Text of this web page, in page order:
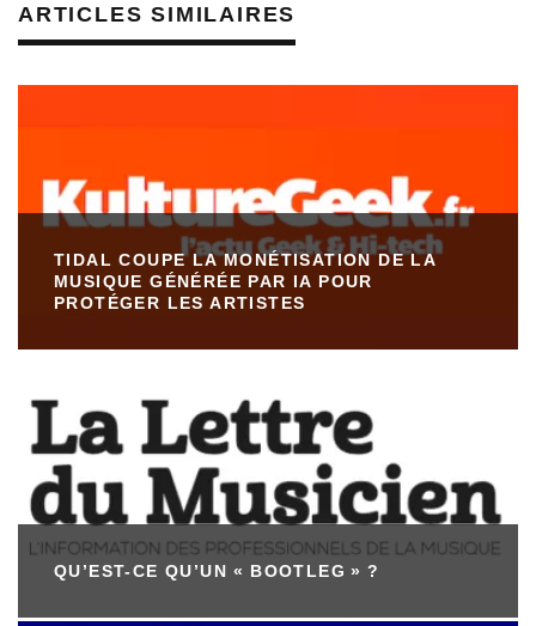
ARTICLES SIMILAIRES
TIDAL COUPE LA MONÉTISATION DE LA
MUSIQUE GÉNÉRÉE PAR IA POUR
PROTÉGER LES ARTISTES
QU’EST-CE QU’UN « BOOTLEG » ?